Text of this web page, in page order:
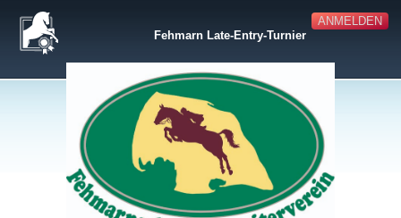
ANMELDEN
Fehmarn Late-Entry-Turnier